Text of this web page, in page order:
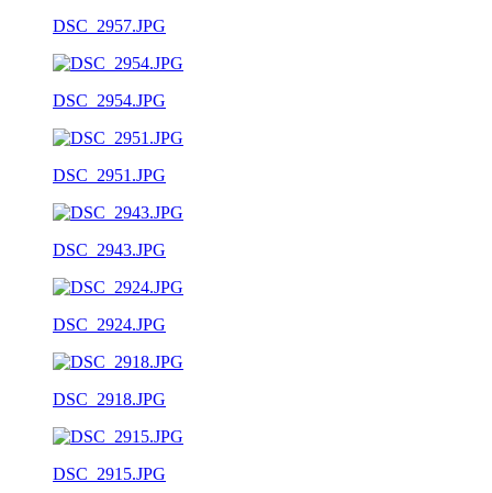
DSC_2957.JPG
DSC_2954.JPG
DSC_2951.JPG
DSC_2943.JPG
DSC_2924.JPG
DSC_2918.JPG
DSC_2915.JPG